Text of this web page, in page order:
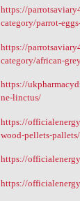
https://
category/parrot-
https://
category/african-
https://
ne-linctus/
https://
wood-pellets-pallets/
https://
https://